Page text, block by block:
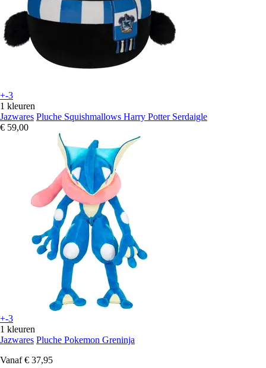
+-3
1 kleuren
Jazwares Pluche Squishmallows Harry Potter Serdaigle
€ 59,00
+-3
1 kleuren
Jazwares Pluche Pokemon Greninja
Vanaf € 37,95